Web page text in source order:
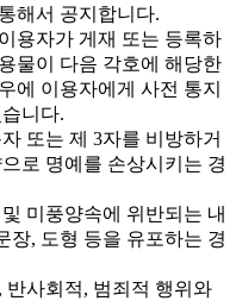
해서 공지합니다.
용자가 게재 또는 등록하
물이 다음 각호에 해당한
에 이용자에게 사전 통지
니다.
또는 제 3자를 비방하거
로 명예를 손상시키는 경
미풍양속에 위반되는 내
장, 도형 등을 유포하는 경
반사회적, 범죄적 행위와